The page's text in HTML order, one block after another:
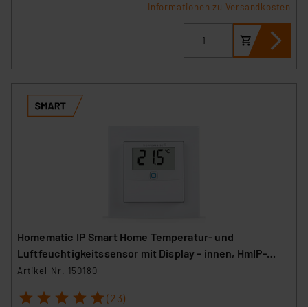
Informationen zu Versandkosten
Homematic IP Smart Home Temperatur- und
Luftfeuchtigkeitssensor mit Display – innen, HmIP-
STHD
Artikel-Nr. 150180
1 2 3 4 5 (23)